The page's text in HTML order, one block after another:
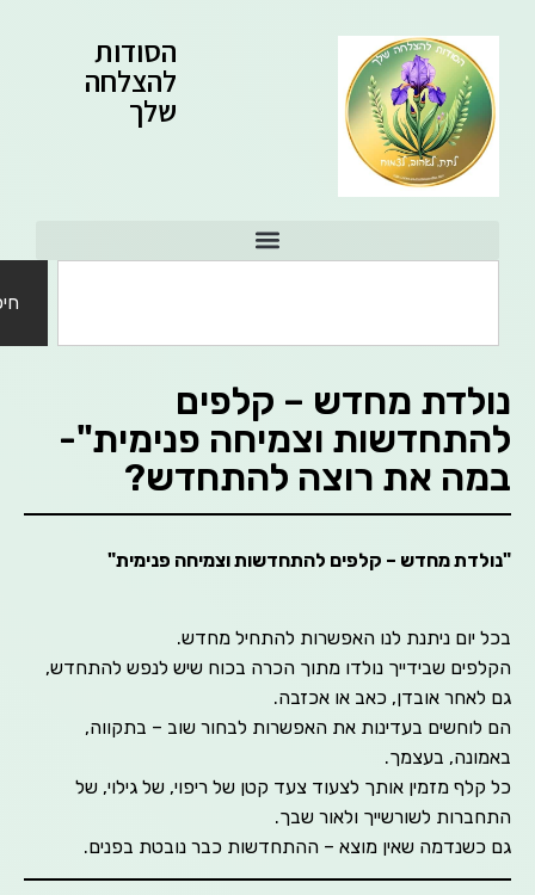
הסודות
להצלחה
מחדש – קלפים
וצמיחה פנימית"-
את רוצה להתחדש?
מחדש – קלפים להתחדשות וצמיחה פנימית"
ניתנת לנו האפשרות להתחיל מחדש.
שבידייך נולדו מתוך הכרה בכוח שיש לנפש להתחדש,
אובדן, כאב או אכזבה.
בעדינות את האפשרות לבחור שוב – בתקווה,
בעצמך.
מזמין אותך לצעוד צעד קטן של ריפוי, של גילוי, של
לשורשייך ולאור שבך.
שאין מוצא – ההתחדשות כבר נובטת בפנים.